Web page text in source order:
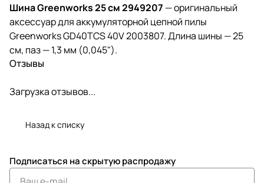
Шина Greenworks 25 см 2949207 — оригинальный
аксессуар для аккумуляторной цепной пилы
Greenworks GD40TCS 40V 2003807. Длина шины — 25
см, паз — 1,3 мм (0,045").
Отзывы
Загрузка отзывов...
Назад к списку
Подписаться на скрытую распродажу